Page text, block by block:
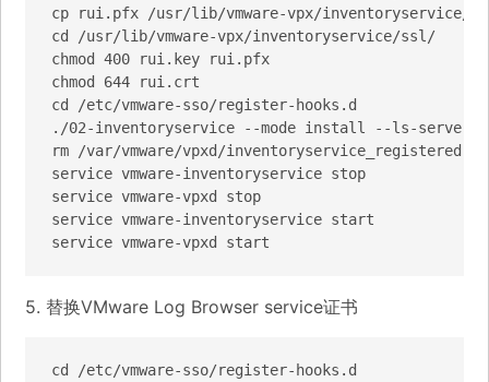
cp rui.pfx /usr/lib/vmware-vpx/inventoryservice/
cd /usr/lib/vmware-vpx/inventoryservice/ssl/
chmod 400 rui.key rui.pfx
chmod 644 rui.crt
cd /etc/vmware-sso/register-hooks.d
./02-inventoryservice --mode install --ls-server
rm /var/vmware/vpxd/inventoryservice_registered
service vmware-inventoryservice stop
service vmware-vpxd stop
service vmware-inventoryservice start
5. 替换VMware Log Browser service证书
cd /etc/vmware-sso/register-hooks.d